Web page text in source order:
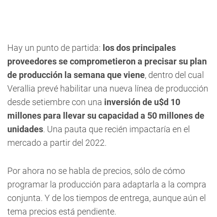
Hay un punto de partida: los dos principales
proveedores se comprometieron a precisar su plan
de producción la semana que viene, dentro del cual
Verallia prevé habilitar una nueva línea de producción
desde setiembre con una inversión de u$d 10
millones para llevar su capacidad a 50 millones de
unidades. Una pauta que recién impactaría en el
mercado a partir del 2022.
Por ahora no se habla de precios, sólo de cómo
programar la producción para adaptarla a la compra
conjunta. Y de los tiempos de entrega, aunque aún el
tema precios está pendiente.